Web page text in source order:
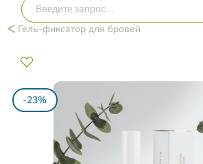
Гель-фиксатор для бровей
-23%